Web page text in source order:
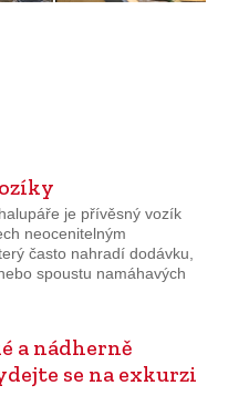
je přívěsný vozík
neocenitelným
často nahradí dodávku,
spoustu namáhavých
a nádherně
se na exkurzi